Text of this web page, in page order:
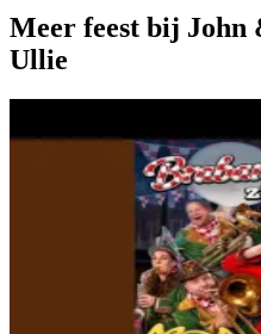
Meer feest bij John
Ullie